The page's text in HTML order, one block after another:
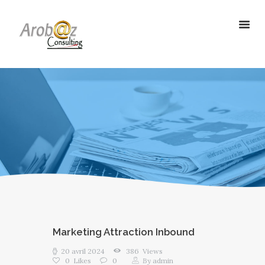
ArobazConsulting
Guadeloupe
ACCUEIL
NOS SOLUTIONS
RÉALISATIONS
L’AGENCE
LE BLOG
Marketing Attraction Inbound
20 avril 2024 386 Views
0 Likes 0 By admin